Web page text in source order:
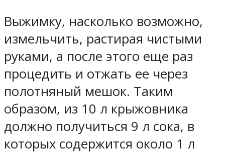
Выжимку, насколько возможно,
измельчить, растирая чистыми
руками, а после этого еще раз
процедить и отжать ее через
полотняный мешок. Таким
образом, из 10 л крыжовника
должно получиться 9 л сока, в
которых содержится около 1 л